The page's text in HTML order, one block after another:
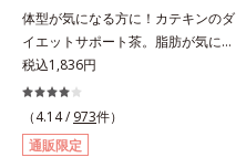
体型が気になる方に！カテキンのダ
イエットサポート茶。脂肪が気にな
る食事と一緒にカテキンを。さら
に、食物繊維とコーンシルクエキス
で、ぽっこりやからだの巡りをケ
ア。カテキン・コーンシルク・食物
繊維のトリプルパワーがダイエット
税込1,836円
（4.14 / 973件）
通販限定